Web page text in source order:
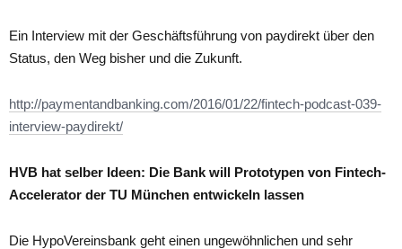
Ein Interview mit der Geschäftsführung von paydirekt über den
Status, den Weg bisher und die Zukunft.
http://paymentandbanking.com/2016/01/22/fintech-podcast-039-
interview-paydirekt/
HVB hat selber Ideen: Die Bank will Prototypen von Fintech-
Accelerator der TU München entwickeln lassen
Die HypoVereinsbank geht einen ungewöhnlichen und sehr